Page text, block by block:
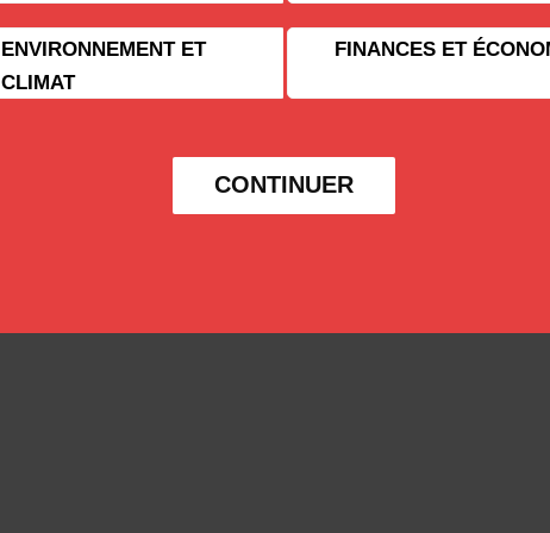
ENVIRONNEMENT ET
CLIMAT
FINANCES ET
CONTINUER